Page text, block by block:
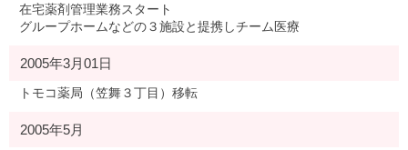
在宅薬剤管理業務スタート
グループホームなどの３施設と提携しチーム医療
2005年3月01日
トモコ薬局（笠舞３丁目）移転
2005年5月